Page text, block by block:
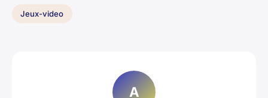
Jeux-video
A